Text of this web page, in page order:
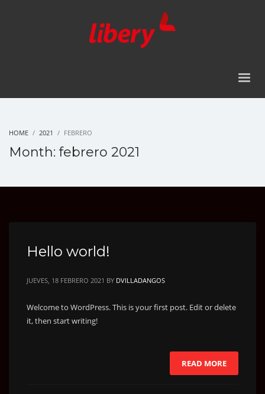
HOME 2021 FEBRERO
Month: febrero 2021
Hello world!
JUEVES, 18 FEBRERO 2021 BY DVILLADANGOS
Welcome to WordPress. This is your first post. Edit or delete
it, then start writing!
READ MORE